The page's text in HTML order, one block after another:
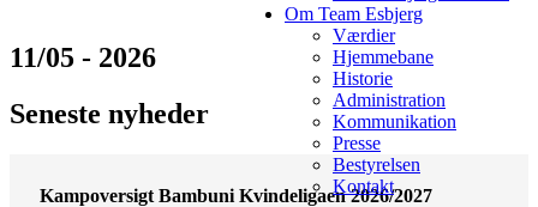
Om Team Esbjerg
Værdier
Hjemmebane
Historie
Administration
Kommunikation
Presse
Bestyrelsen
Kontakt
11/05 - 2026
Seneste nyheder
Kampoversigt Bambuni Kvindeligaen 2026/2027